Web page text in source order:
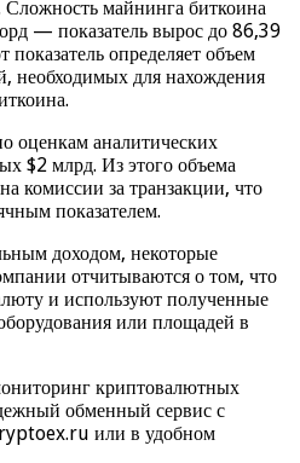
майнинга биткоина
— показатель вырос до 86,39
определяет объем
необходимых для нахождения
оценкам аналитических
$2 млрд. Из этого объема
комиссии за транзакции, что
показателем.
доходом, некоторые
отчитываются о том, что
и используют полученные
или площадей в
криптовалютных
обменный сервис с
или в удобном